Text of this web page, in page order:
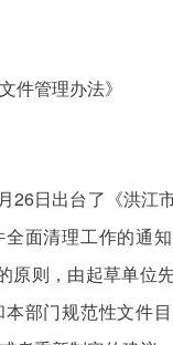
件管理办法》
26日出台了《洪江
面清理工作的通
原则，由起草单位
部门规范性文件